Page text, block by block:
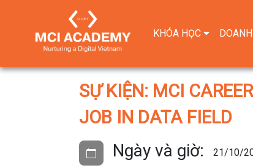
KHÓA HỌC
SỰ KIỆN: MCI
JOB IN DATA FIELD
Ngày và giờ: 21/10/